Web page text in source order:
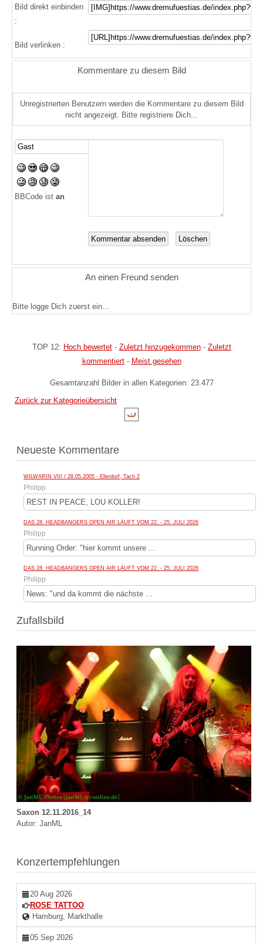
Bild direkt einbinden
:
Bild verlinken :
Kommentare zu diesem Bild
Unregistrierten Benutzern werden die Kommentare zu diesem Bild
nicht angezeigt. Bitte registriere Dich...
BBCode ist an
An einen Freund senden
Bitte logge Dich zuerst ein...
TOP 12: Hoch bewertet- Zuletzt hinzugekommen- Zuletzt
kommentiert- Meist gesehen
Gesamtanzahl Bilder in allen Kategorien: 23.477
Zurück zur Kategorieübersicht
Neueste Kommentare
WILWARIN VIII / 28.05.2005 - Ellerdorf, Tach 2
Philipp
REST IN PEACE, LOU KOLLER!
DAS 28. HEADBANGERS OPEN AIR LÄUFT VOM 22. - 25. JULI 2026
Philipp
Running Order: "hier kommt unsere ...
DAS 28. HEADBANGERS OPEN AIR LÄUFT VOM 22. - 25. JULI 2026
Philipp
News: "und da kommt die nächste ...
Zufallsbild
Saxon 12.11.2016_14
Autor: JanML
Konzertempfehlungen
20 Aug 2026
ROSE TATTOO
Hamburg, Markthalle
05 Sep 2026